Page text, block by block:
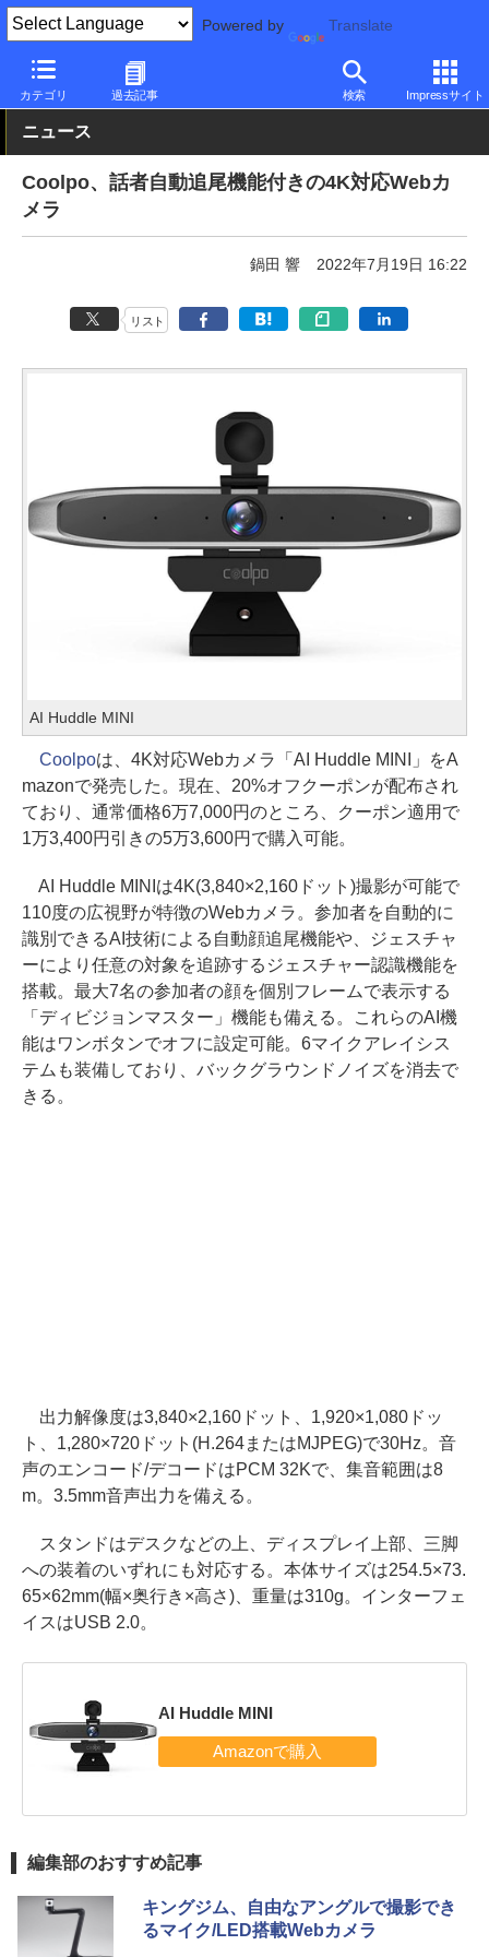
Powered by Translate
カテゴリ 過去記事 検索 Impressサイト
PC Watch 半導体/周辺機器 Webカメラ
ニュース
Coolpo、話者自動追尾機能付きの4K対応Webカ
メラ
鍋田 響 2022年7月19日 16:22
リスト
AI Huddle MINI
Coolpoは、4K対応Webカメラ「AI Huddle MINI」をA
mazonで発売した。現在、20%オフクーポンが配布され
ており、通常価格6万7,000円のところ、クーポン適用で
1万3,400円引きの5万3,600円で購入可能。
AI Huddle MINIは4K(3,840×2,160ドット)撮影が可能で
110度の広視野が特徴のWebカメラ。参加者を自動的に
識別できるAI技術による自動顔追尾機能や、ジェスチャ
ーにより任意の対象を追跡するジェスチャー認識機能を
搭載。最大7名の参加者の顔を個別フレームで表示する
「ディビジョンマスター」機能も備える。これらのAI機
能はワンボタンでオフに設定可能。6マイクアレイシス
テムも装備しており、バックグラウンドノイズを消去で
きる。
出力解像度は3,840×2,160ドット、1,920×1,080ドッ
ト、1,280×720ドット(H.264またはMJPEG)で30Hz。音
声のエンコード/デコードはPCM 32Kで、集音範囲は8
m。3.5mm音声出力を備える。
スタンドはデスクなどの上、ディスプレイ上部、三脚
への装着のいずれにも対応する。本体サイズは254.5×73.
65×62mm(幅×奥行き×高さ)、重量は310g。インターフェ
イスはUSB 2.0。
AI Huddle MINI
編集部のおすすめ記事
キングジム、自由なアングルで撮影でき
るマイク/LED搭載Webカメラ